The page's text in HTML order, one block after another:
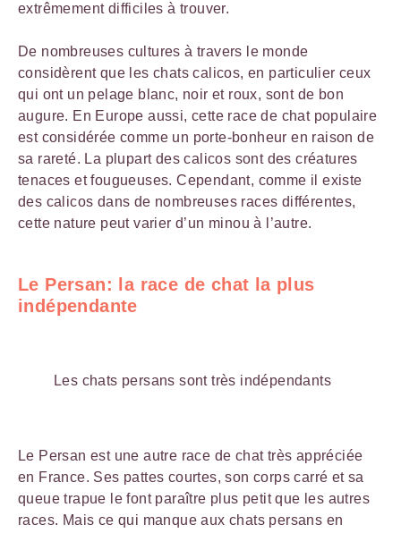
extrêmement difficiles à trouver.
De nombreuses cultures à travers le monde
considèrent que les chats calicos, en particulier ceux
qui ont un pelage blanc, noir et roux, sont de bon
augure. En Europe aussi, cette race de chat populaire
est considérée comme un porte-bonheur en raison de
sa rareté. La plupart des calicos sont des créatures
tenaces et fougueuses. Cependant, comme il existe
des calicos dans de nombreuses races différentes,
cette nature peut varier d’un minou à l’autre.
Le Persan: la race de chat la plus
indépendante
Les chats persans sont très indépendants
Le Persan est une autre race de chat très appréciée
en France. Ses pattes courtes, son corps carré et sa
queue trapue le font paraître plus petit que les autres
races. Mais ce qui manque aux chats persans en